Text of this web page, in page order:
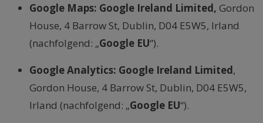
Google Maps: Google Ireland Limited, Gordon
House, 4 Barrow St, Dublin, D04 E5W5, Irland
(nachfolgend: „Google EU“).
Google Analytics: Google Ireland Limited,
Gordon House, 4 Barrow St, Dublin, D04 E5W5,
Irland (nachfolgend: „Google EU“).